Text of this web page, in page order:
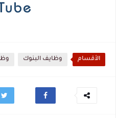
الأقسام وظايف البنوك